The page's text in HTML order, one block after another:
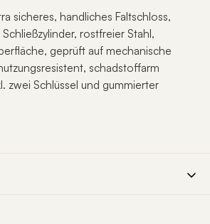
sicheres, handliches Faltschloss,
rostfreier Stahl,
geprüft auf mechanische
schadstoffarm
zwei Schlüssel und gummierter